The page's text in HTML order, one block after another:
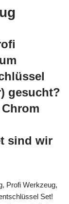
gesucht?
sind wir
Profi Werkzeug,
Set!